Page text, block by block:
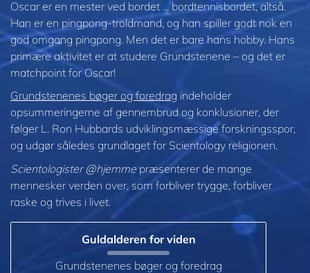
Oscar er en mester ved bordet ... bordtennisbordet, altså.
Han er en pingpong-troldmand, og han spiller godt nok en
god omgang pingpong. Men det er bare hans hobby. Hans
primære aktivitet er at studere Grundstenene – og det er
matchpoint for Oscar!
Grundstenenes bøger og foredrag indeholder
opsummeringerne af gennembrud og konklusioner, der
følger L. Ron Hubbards udviklingsmæssige forskningsspor,
og udgør således grundlaget for Scientology religionen.
Scientologister @hjemmepræsenterer de mange
mennesker verden over, som forbliver trygge, forbliver
raske og trives i livet.
Guldalderen for viden
Grundstenenes bøger og foredrag